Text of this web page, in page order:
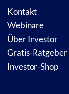
Kontakt
Webinare
Über Investor
Gratis-Ratgeber
Investor-Shop